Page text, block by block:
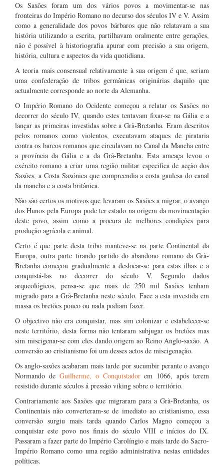
Os Saxões foram um dos vários povos a movimentar-se nas
fronteiras do Império Romano no decurso dos séculos IV e V. Assim
como a generalidade dos povos bárbaros que não relatavam a sua
história utilizando a escrita, partilhavam oralmente entre gerações,
não é possível à historiografia apurar com precisão a sua origem,
história, cultura e aspectos da vida quotidiana.
A teoria mais consensual relativamente à sua origem é que, seriam
uma confederação de tribos germânicas originárias daquilo que
actualmente corresponde ao norte da Alemanha.
O Império Romano do Ocidente começou a relatar os Saxões no
decorrer do século IV, quando estes tentavam fixar-se na Gália e a
lançar as primeiras investidas sobre a Grã-Bretanha. Eram descritos
pelos romanos como violentos, executavam ataques de pirataria
contra os barcos romanos que circulavam no Canal da Mancha entre
a província da Gália e a da Grã-Bretanha. Esta ameaça levou o
exército romano a criar uma região militar especifica de acção dos
Saxões, a Costa Saxónica que compreendia a costa gaulesa do canal
da mancha e a costa britânica.
Não são certos os motivos que levaram os Saxões a migrar, o avanço
dos Hunos pela Europa pode ter estado na origem da movimentação
deste povo, assim como a procura de melhores condições para
produção agrícola e animal.
Certo é que parte desta tribo manteve-se na parte Continental da
Europa, outra parte tirando partido do abandono romano da Grã-
Bretanha começou gradualmente a deslocar-se para estas ilhas e a
conquistá-las no decorrer do século V. Segundo dados
arqueológicos, pensa-se que mais de 250 mil Saxões tenham
migrado para a Grã-Bretanha neste século. Face a esta investida em
massa os bretões pouco ou nada podiam fazer.
O objectivo não era conquistar, mas sim colonizar e estabelecer-se
neste território, desta forma não tentaram subjugar os bretões mas
sim miscigenar-se com eles dando origem ao Reino Anglo-saxão. A
conversão ao cristianismo foi um desses actos de miscigenação.
Os anglo-saxões acabaram mais tarde por sucumbir perante o avanço
Normando de Guilherme, o Conquistadorem 1066, após terem
resistido durante séculos á pressão viking sobre o território.
Contrariamente aos Saxões que migraram para a Grã-Bretanha, os
Continentais não converteram-se de imediato ao cristianismo, essa
conversão surgiu mais tarda quando Carlos Magno começou a
conquistar este povo nos finais do século VIII e inícios do IX.
Passaram a fazer parte do Império Carolíngio e mais tarde do Sacro-
Império Romano como uma região administrativa nestas entidades
políticas.